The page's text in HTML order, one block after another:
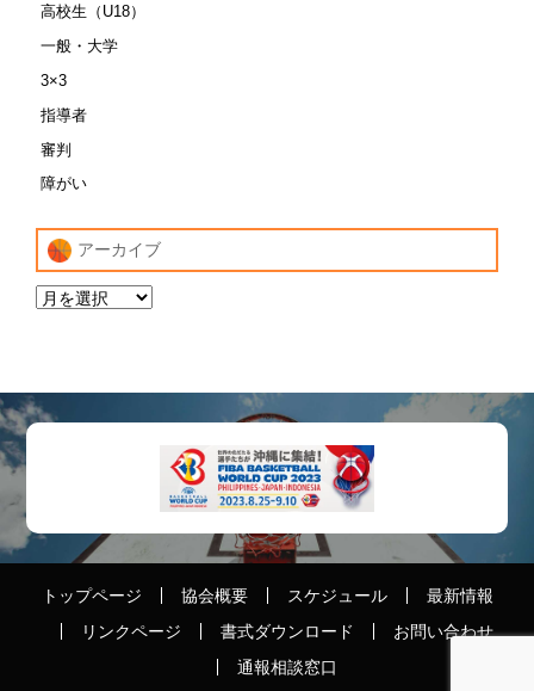
高校生（U18）
一般・大学
3×3
指導者
審判
障がい
アーカイブ
トップページ 協会概要 スケジュール
最新情報
リンクページ
書式ダウンロード
お問い合わせ
通報相談窓口